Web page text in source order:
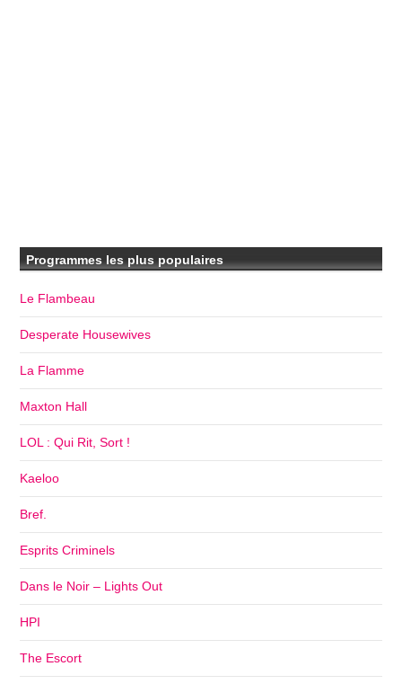
Programmes les plus populaires
Le Flambeau
Desperate Housewives
La Flamme
Maxton Hall
LOL : Qui Rit, Sort !
Kaeloo
Bref.
Esprits Criminels
Dans le Noir – Lights Out
HPI
The Escort